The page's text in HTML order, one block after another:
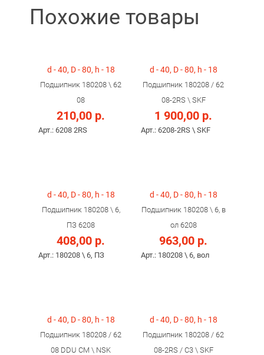
Похожие товары
d - 40, D - 80, h - 18
Подшипник 180208 \ 62
08
210,00 р.
Арт.: 6208 2RS
d - 40, D - 80, h - 18
Подшипник 180208 / 62
08-2RS \ SKF
1 900,00 р.
Арт.: 6208-2RS \ SKF
d - 40, D - 80, h - 18
Подшипник 180208 \ 6,
ПЗ 6208
408,00 р.
Арт.: 180208 \ 6, ПЗ
d - 40, D - 80, h - 18
Подшипник 180208 \ 6, в
ол 6208
963,00 р.
Арт.: 180208 \ 6, вол
d - 40, D - 80, h - 18
Подшипник 180208 / 62
08 DDU CM \ NSK
d - 40, D - 80, h - 18
Подшипник 180208 / 62
08-2RS / С3 \ SKF